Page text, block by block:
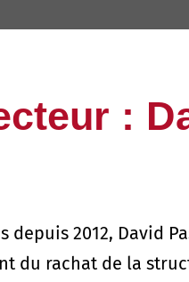
:
depuis 2012, David
du rachat de la